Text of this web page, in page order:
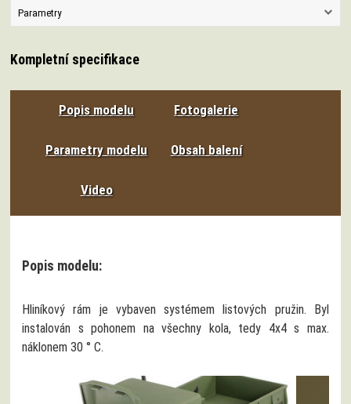
Parametry
Kompletní specifikace
Popis modelu Fotogalerie
Parametry modelu Obsah balení
Video
Popis modelu:
Hliníkový rám je vybaven systémem listových pružin. Byl
instalován s pohonem na všechny kola, tedy 4x4 s max.
náklonem 30 ° C.